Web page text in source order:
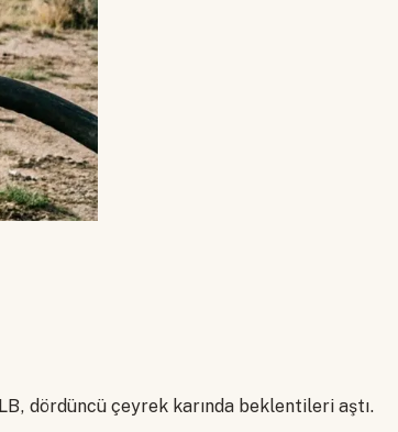
dördüncü çeyrek karında beklentileri aştı.